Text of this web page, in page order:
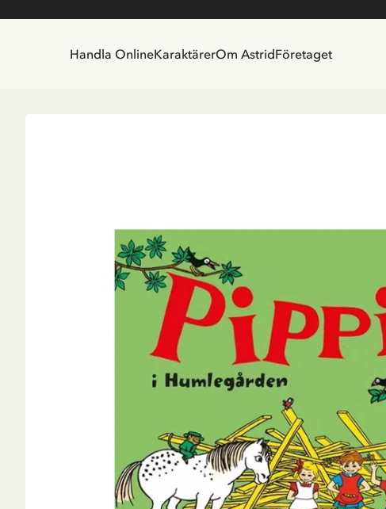
Handla OnlineKaraktärerOm AstridFöretaget